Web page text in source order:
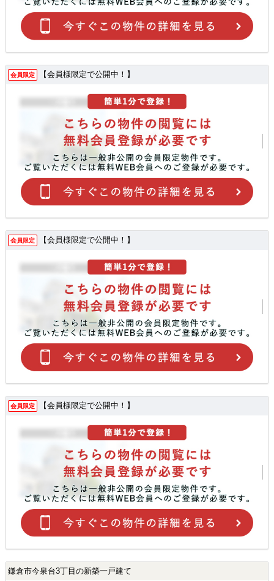
会員限定 【会員様限定で公開中！】
会員限定 【会員様限定で公開中！】
会員限定 【会員様限定で公開中！】
鎌倉市今泉台3丁目の新築一戸建て